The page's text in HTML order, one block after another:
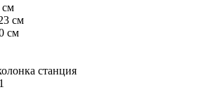
см
см
см
станция